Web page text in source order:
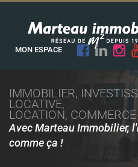
MON ESPACE
IMMOBILIER,
LOCATIVE,
LOCATION,
Avec Marteau Immobilier,
comme ça !